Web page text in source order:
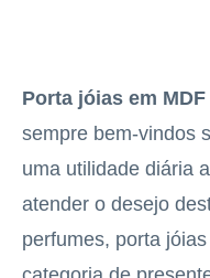
Porta jóias em
sempre bem-vindos
uma utilidade diária
atender o desejo
perfumes, porta